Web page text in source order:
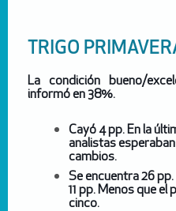
TRIGO
La condición bueno/
informó en 38%.
Cayó 4 pp. En la
analistas
cambios.
Se encuentra 26
11 pp. Menos que
cinco.